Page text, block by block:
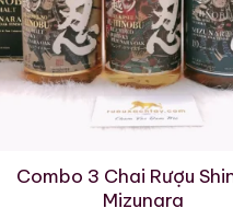
bọc bởi lớp màng
12 Years”cùng chữ
tượng V4 trên thân chai.
Hệ Vàng
2003 trở thành mục
Combo 3 Chai Rượu
Mizunara